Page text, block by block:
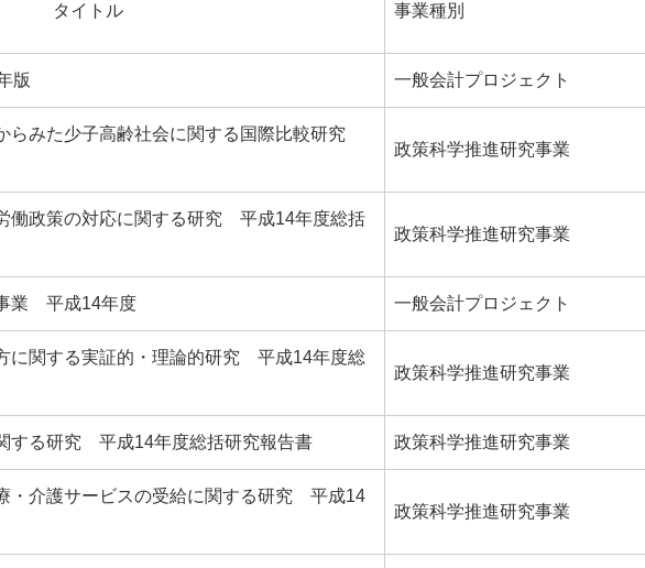
タイトル 事業種別
版 一般会計プロジェクト
らみた少子高齢社会に関する国際比較研究
政策科学推進研究事業
働政策の対応に関する研究 平成14年度総括
政策科学推進研究事業
業 平成14年度 一般会計プロジェクト
に関する実証的・理論的研究 平成14年度総
政策科学推進研究事業
する研究 平成14年度総括研究報告書 政策科学推進研究事業
・介護サービスの受給に関する研究 平成14
政策科学推進研究事業